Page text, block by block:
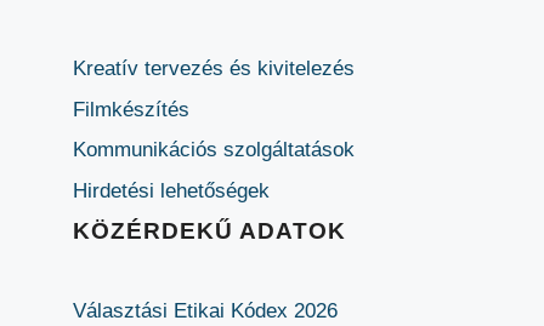
Kreatív tervezés és kivitelezés
Filmkészítés
Kommunikációs szolgáltatások
Hirdetési lehetőségek
KÖZÉRDEKŰ ADATOK
Választási Etikai Kódex 2026